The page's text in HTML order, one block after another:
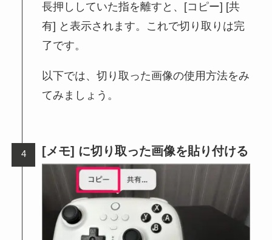
長押ししていた指を離すと、[コピー] [共
有] と表示されます。これで切り取りは完
了です。
以下では、切り取った画像の使用方法をみ
てみましょう。
[メモ] に切り取った画像を貼り付ける